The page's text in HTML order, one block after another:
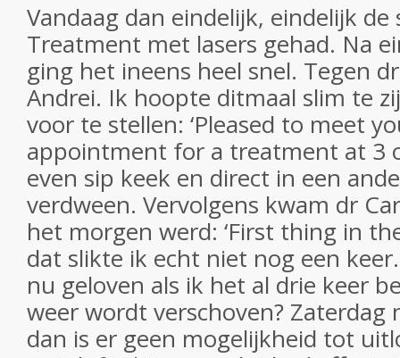
Vandaag dan eindelijk, eindelijk
Treatment met lasers gehad. Na
ging het ineens heel snel. Tegen
Andrei. Ik hoopte ditmaal slim te
voor te stellen: ‘Pleased to meet
appointment for a treatment at 3
even sip keek en direct in een
verdween. Vervolgens kwam dr
het morgen werd: ‘First thing in
dat slikte ik echt niet nog een
nu geloven als ik het al drie keer
weer wordt verschoven? Zaterdag
dan is er geen mogelijkheid tot